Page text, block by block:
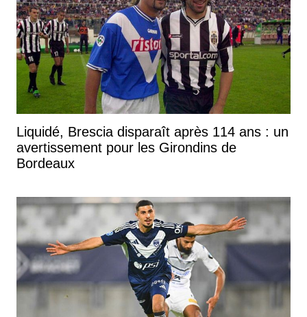
Liquidé, Brescia disparaît après 114 ans : un
avertissement pour les Girondins de
Bordeaux